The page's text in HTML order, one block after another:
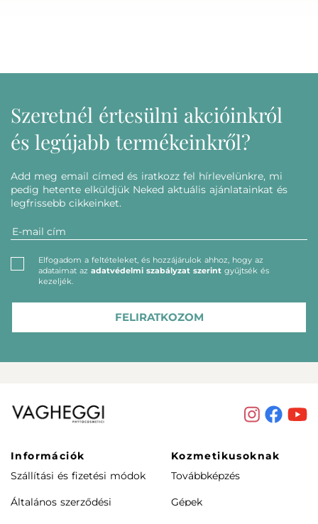
Szeretnél értesülni akcióinkról
és legújabb termékeinkről?
Add meg email címed és iratkozz fel hírlevelünkre, mi
pedig hetente elküldjük Neked aktuális ajánlatainkat és
legfrissebb cikkeinket.
Elfogadom a feltételeket, és hozzájárulok ahhoz, hogy az
adataimat az adatvédelmi szabályzat szerint gyűjtsék és
kezeljék.
FELIRATKOZOM
Információk
Szállítási és fizetési módok
Általános szerződési
Kozmetikusoknak
Továbbképzés
Gépek